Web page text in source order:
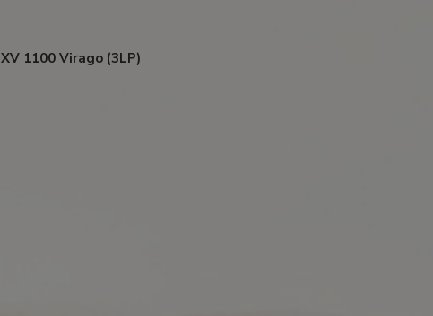
XV 1100 Virago (3LP)